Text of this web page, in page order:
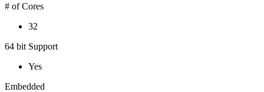
# of Cores
32
64 bit Support
Yes
Embedded